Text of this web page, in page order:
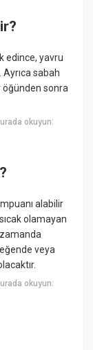
edince, yavru
sabah
öğünden sonra
okuyun:
alabilir
olamayan
zamanda
veya
okuyun: